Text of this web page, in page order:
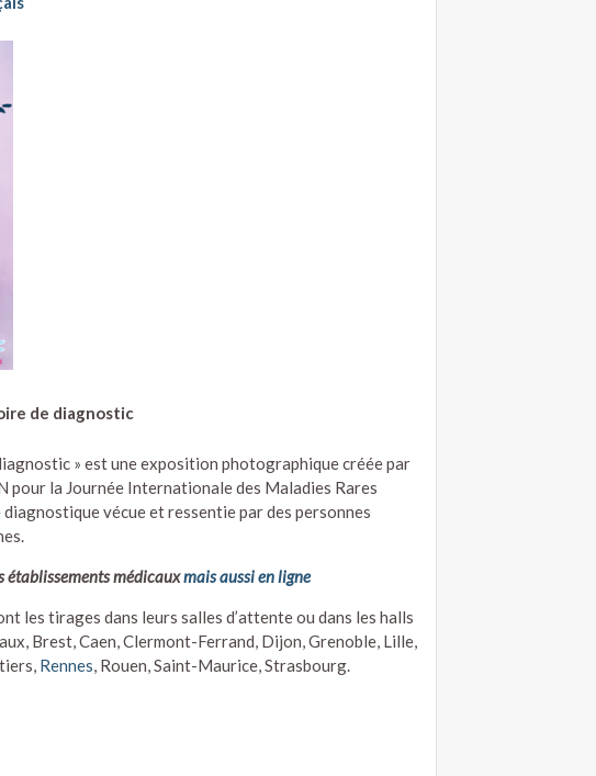
de diagnostic
» est une exposition photographique créée par
la Journée Internationale des Maladies Rares
vécue et ressentie par des personnes
établissements médicauxmais aussi en ligne
les tirages dans leurs salles d’attente ou dans les halls
Brest, Caen, Clermont-Ferrand, Dijon, Grenoble, Lille,
Rennes, Rouen, Saint-Maurice, Strasbourg.